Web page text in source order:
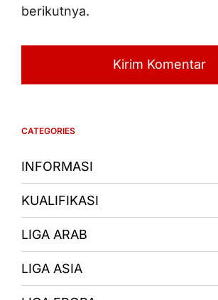
berikutnya.
CATEGORIES
INFORMASI
KUALIFIKASI
LIGA ARAB
LIGA ASIA